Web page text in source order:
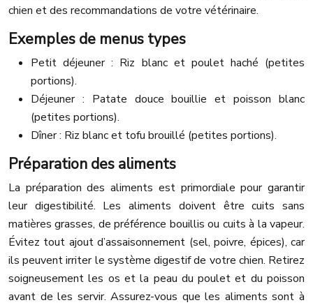
chien et des recommandations de votre vétérinaire.
Exemples de menus types
Petit déjeuner : Riz blanc et poulet haché (petites
portions).
Déjeuner : Patate douce bouillie et poisson blanc
(petites portions).
Dîner : Riz blanc et tofu brouillé (petites portions).
Préparation des aliments
La préparation des aliments est primordiale pour garantir
leur digestibilité. Les aliments doivent être cuits sans
matières grasses, de préférence bouillis ou cuits à la vapeur.
Évitez tout ajout d’assaisonnement (sel, poivre, épices), car
ils peuvent irriter le système digestif de votre chien. Retirez
soigneusement les os et la peau du poulet et du poisson
avant de les servir. Assurez-vous que les aliments sont à